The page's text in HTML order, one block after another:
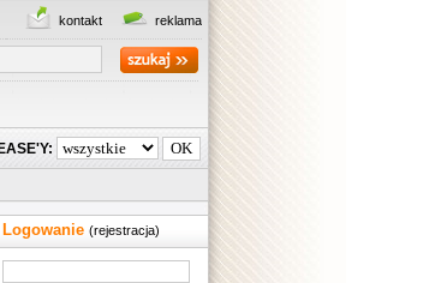
reklama
kontakt
Logowanie (rejestracja)